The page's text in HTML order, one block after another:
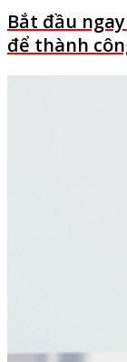
Bắt đầu
để thành